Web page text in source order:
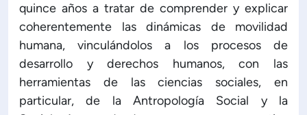
quince años a tratar de comprender y explicar
coherentemente las dinámicas de movilidad
humana, vinculándolos a los procesos de
desarrollo y derechos humanos, con las
herramientas de las ciencias sociales, en
particular, de la Antropología Social y la